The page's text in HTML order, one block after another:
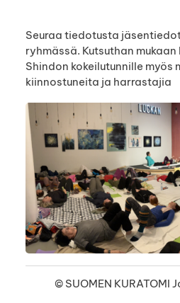
Seuraa tiedotusta
ryhmässä. Kutsuthan
Shindon kokeilutunnille myös
kiinnostuneita ja harrastajia
© SUOMEN KURATOMI